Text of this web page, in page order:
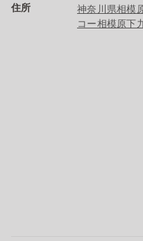
住所
神奈川県相模
コー相模原下